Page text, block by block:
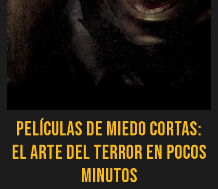
Películas de miedo cortas:
El arte del terror en pocos
minutos